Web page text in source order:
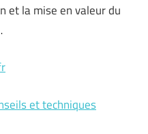
et la mise en valeur du
et techniques